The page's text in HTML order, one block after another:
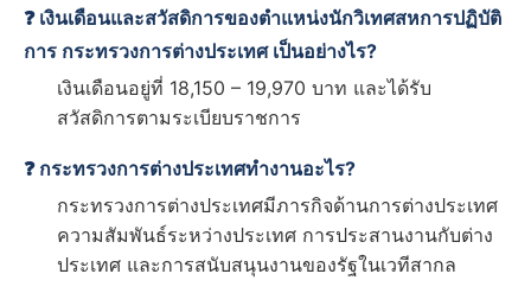
❓ เงินเดือนและสวัสดิการของตำแหน่งนักวิเทศสหการปฏิบัติ
การ กระทรวงการต่างประเทศ เป็นอย่างไร?
เงินเดือนอยู่ที่ 18,150 – 19,970 บาท และได้รับ
สวัสดิการตามระเบียบราชการ
❓ กระทรวงการต่างประเทศทำงานอะไร?
กระทรวงการต่างประเทศมีภารกิจด้านการต่างประเทศ
ความสัมพันธ์ระหว่างประเทศ การประสานงานกับต่าง
ประเทศ และการสนับสนุนงานของรัฐในเวทีสากล